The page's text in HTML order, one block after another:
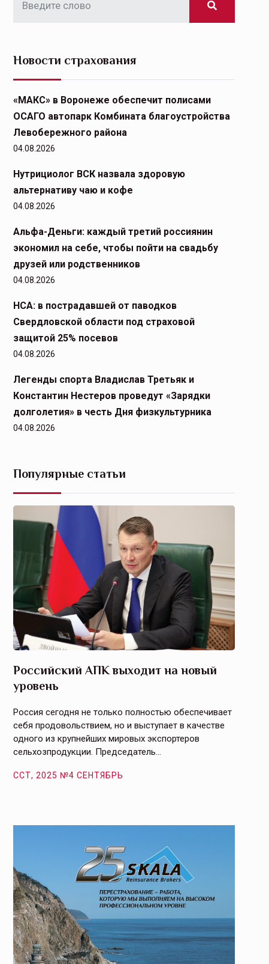
Новости страхования
«МАКС» в Воронеже обеспечит полисами
ОСАГО автопарк Комбината благоустройства
Левобережного района
04.08.2026
Нутрициолог ВСК назвала здоровую
альтернативу чаю и кофе
04.08.2026
Альфа-Деньги: каждый третий россиянин
экономил на себе, чтобы пойти на свадьбу
друзей или родственников
04.08.2026
НСА: в пострадавшей от паводков
Свердловской области под страховой
защитой 25% посевов
04.08.2026
Легенды спорта Владислав Третьяк и
Константин Нестеров проведут «Зарядки
долголетия» в честь Дня физкультурника
04.08.2026
Популярные статьи
Российский АПК выходит на новый
уровень
Россия сегодня не только полностью обеспечивает
себя продовольствием, но и выступает в качестве
одного из крупнейших мировых экспортеров
сельхозпродукции. Председатель…
ССТ, 2025 №4 СЕНТЯБРЬ